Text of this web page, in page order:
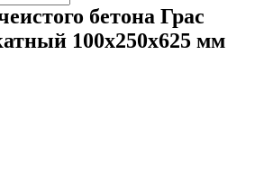
бетона Грас
100х250х625 мм